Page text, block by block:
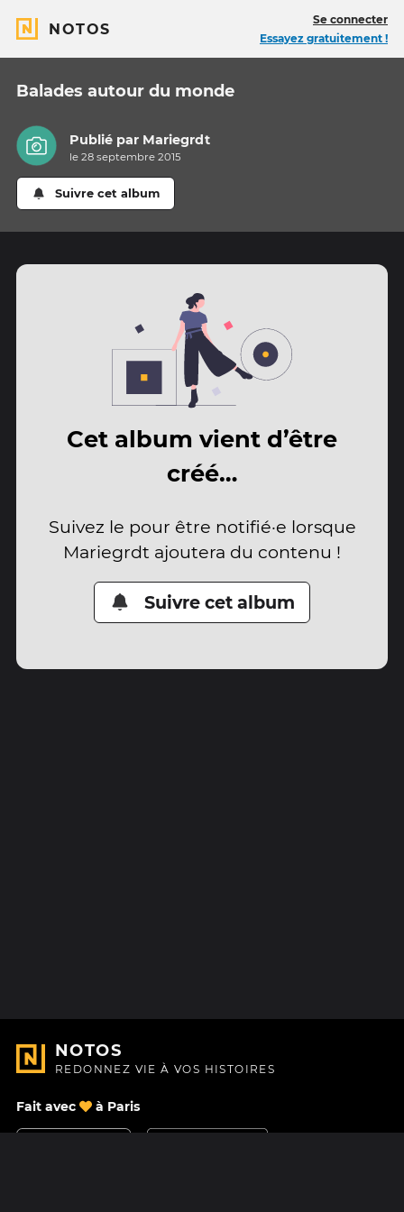
NOTOS
Se connecter
Essayez gratuitement !
Balades autour du monde
Publié par Mariegrdt
le 28 septembre 2015
Suivre cet album
Cet album vient d’être
créé…
Suivez le pour être notifié·e lorsque
Mariegrdt ajoutera du contenu !
Suivre cet album
NOTOS
REDONNEZ VIE À VOS HISTOIRES
Fait avec à Paris